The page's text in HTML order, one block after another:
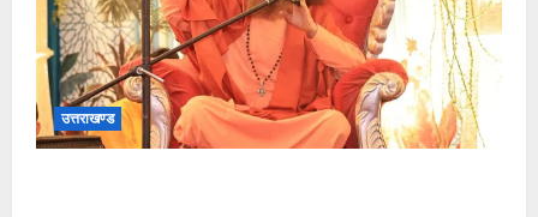
उत्तराखण्ड